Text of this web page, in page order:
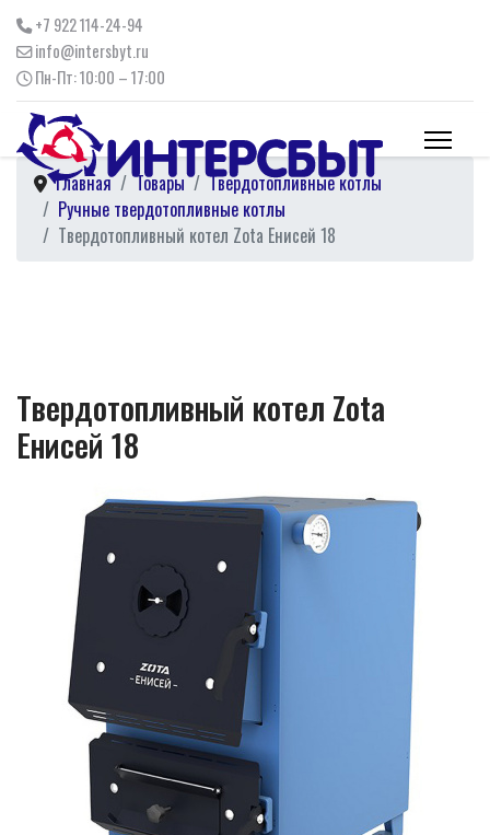
+7 922 114-24-94
info@intersbyt.ru
Пн-Пт: 10:00 – 17:00
Главная Товары
Твердотопливные котлы
Ручные твердотопливные котлы
Твердотопливный котел Zota Енисей 18
Твердотопливный котел Zota
Енисей 18